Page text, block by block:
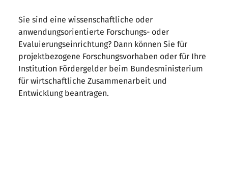
Sie sind eine wissenschaftliche oder
anwendungsorientierte Forschungs- oder
Evaluierungseinrichtung? Dann können Sie für
projektbezogene Forschungsvorhaben oder für Ihre
Institution Fördergelder beim Bundesministerium
für wirtschaftliche Zusammenarbeit und
Entwicklung beantragen.